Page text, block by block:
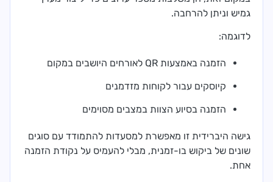
גמיש וניתן להרחבה.
לדוגמה:
הזמנה באמצעות QR לאורחים היושבים במקום
קיוסקים עבור לקוחות מזדמנים
הזמנה בסיוע הצוות במצבים מסוימים
גישה היברידית זו מאפשרת למסעדות להתמודד עם סוגים
שונים של ביקוש בו-זמנית, מבלי להעמיס על נקודת הזמנה
אחת.